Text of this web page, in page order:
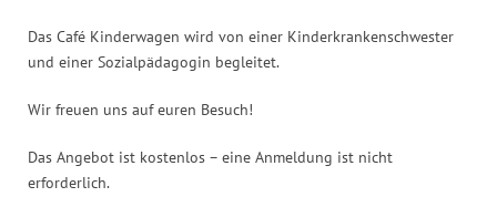
Das Café Kinderwagen wird von einer Kinderkrankenschwester
und einer Sozialpädagogin begleitet.
Wir freuen uns auf euren Besuch!
Das Angebot ist kostenlos – eine Anmeldung ist nicht
erforderlich.